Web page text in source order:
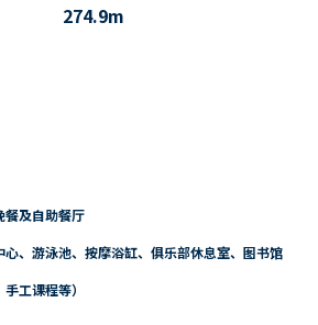
274.9m
餐及自助餐厅
、游泳池、按摩浴缸、俱乐部休息室、图书馆
工课程等）